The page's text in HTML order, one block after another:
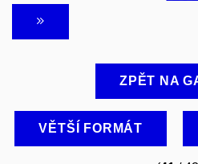
ZPĚT NA
VĚTŠÍ FORMÁT